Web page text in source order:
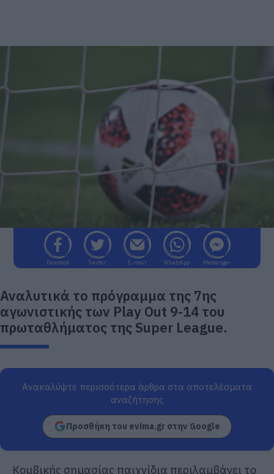
Facebook Twitter E-mail WhatsApp Messenger
Αναλυτικά το πρόγραμμα της 7ης
αγωνιστικής των Play Out 9-14 του
πρωταθλήματος της Super League.
Ανακαλύψτε περισσότερα άρθρα στα αποτελέσματα
αναζήτησης
Προσθήκη του evima.gr στην Google
Κομβικής σημασίας παιχνίδια περιλαμβάνει το